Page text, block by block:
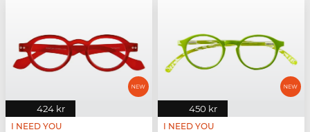
424 kr
I NEED YOU
450 kr
I NEED YOU